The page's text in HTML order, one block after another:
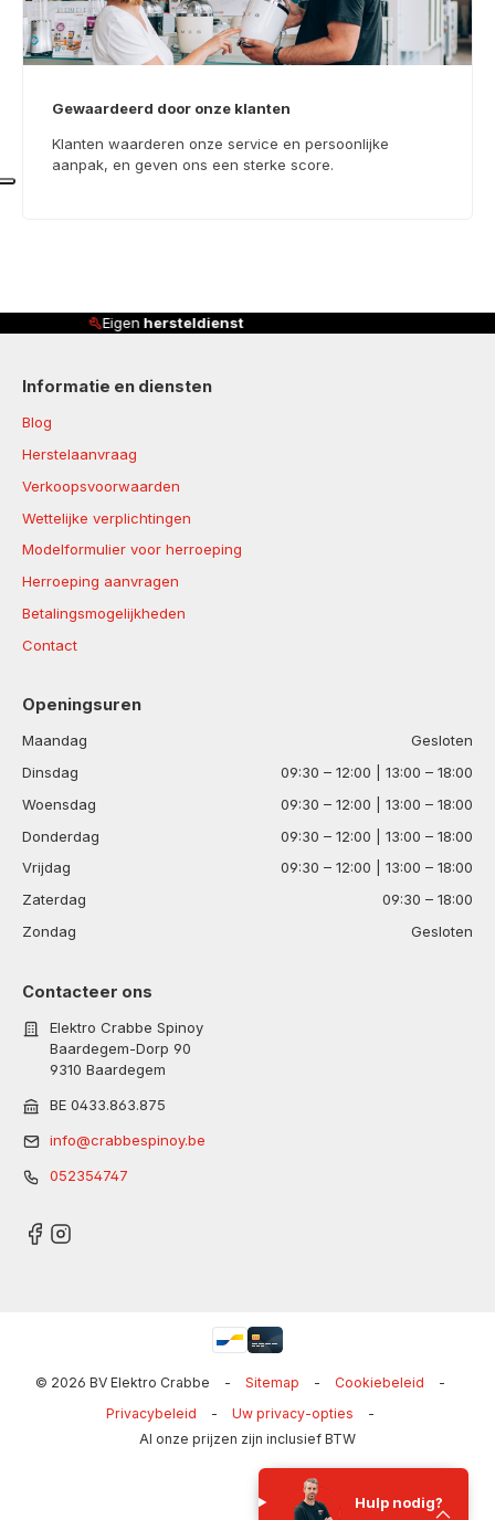
Gewaardeerd door onze klanten
Klanten waarderen onze service en persoonlijke
aanpak, en geven ons een sterke score.
Klanten beoordelen ons met
Informatie en diensten
Blog
Herstelaanvraag
Verkoopsvoorwaarden
Wettelijke verplichtingen
Modelformulier voor herroeping
Herroeping aanvragen
Betalingsmogelijkheden
Contact
Openingsuren
Maandag
Gesloten
Dinsdag
09:30 – 12:00 | 13:00 – 18:00
Woensdag
09:30 – 12:00 | 13:00 – 18:00
Donderdag
09:30 – 12:00 | 13:00 – 18:00
Vrijdag
09:30 – 12:00 | 13:00 – 18:00
Zaterdag
09:30 – 18:00
Zondag
Gesloten
Contacteer ons
Elektro Crabbe Spinoy
Baardegem-Dorp 90
9310 Baardegem
BE 0433.863.875
info@crabbespinoy.be
052354747
© 2026 BV Elektro Crabbe - Sitemap - Cookiebeleid
-
Privacybeleid
- Uw privacy-opties
-
Al onze prijzen zijn inclusief BTW
Hulp nodig?